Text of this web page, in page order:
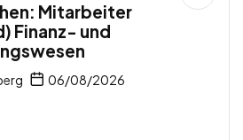
Mitarbeiter
Finanz- und
06/08/2026